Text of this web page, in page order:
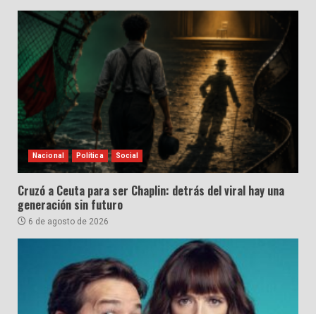
Nacional Política Social
Cruzó a Ceuta para ser Chaplin: detrás del viral hay una
generación sin futuro
6 de agosto de 2026